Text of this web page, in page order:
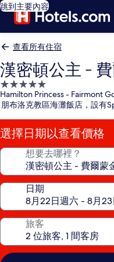
跳到主要內容
查看所有住宿
漢密頓公主 -
5.0
星
級
住
宿
Hamilton Princess - Fairmont
朋布洛克教區海灘飯店，設有
選擇日期以查看價格
想要去哪裡？
日期
旅客